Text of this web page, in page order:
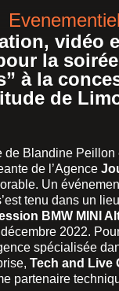
Evenementiel
vidéo
la
à la
de
de Blandine Peillon
de l’Agence
Un
tenu dans un
BMW MINI
2022.
spécialisée
Tech and Live
partenaire